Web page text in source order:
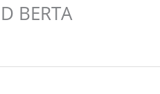
BERTA